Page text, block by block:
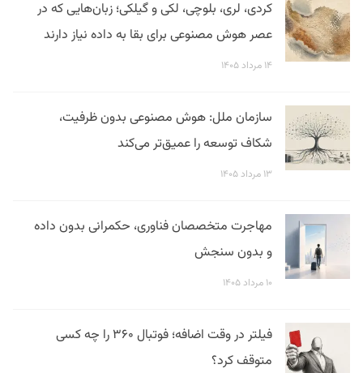
کردی، لری، بلوچی، لکی و گیلکی؛ زبان‌هایی که در
عصر هوش مصنوعی برای بقا به داده نیاز دارند
۱۴ مرداد ۱۴۰۵
سازمان ملل: هوش مصنوعی بدون ظرفیت،
شکاف توسعه را عمیق‌تر می‌کند
۱۳ مرداد ۱۴۰۵
مهاجرت متخصصان فناوری، حکمرانی بدون داده
و بدون سنجش
۱۰ مرداد ۱۴۰۵
فیلتر در وقت اضافه؛ فوتبال ۳۶۰ را چه کسی
متوقف کرد؟